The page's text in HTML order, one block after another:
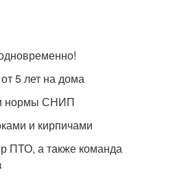
5 лет на дома
нормы СНИП
и кирпичами
ПТО, а также команда